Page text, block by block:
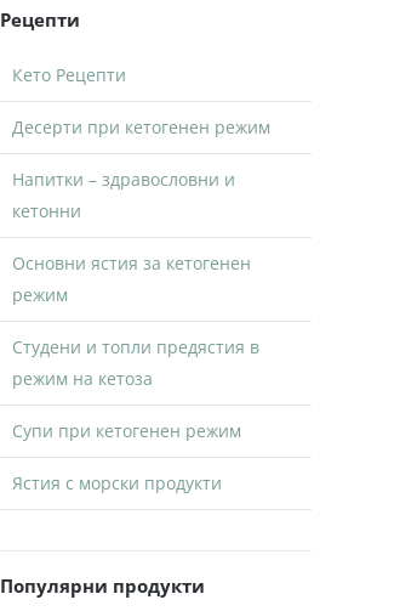
Рецепти
Кето Рецепти
Десерти при кетогенен режим
Напитки – здравословни и
кетонни
Основни ястия за кетогенен
режим
Студени и топли предястия в
режим на кетоза
Супи при кетогенен режим
Ястия с морски продукти
Популярни продукти